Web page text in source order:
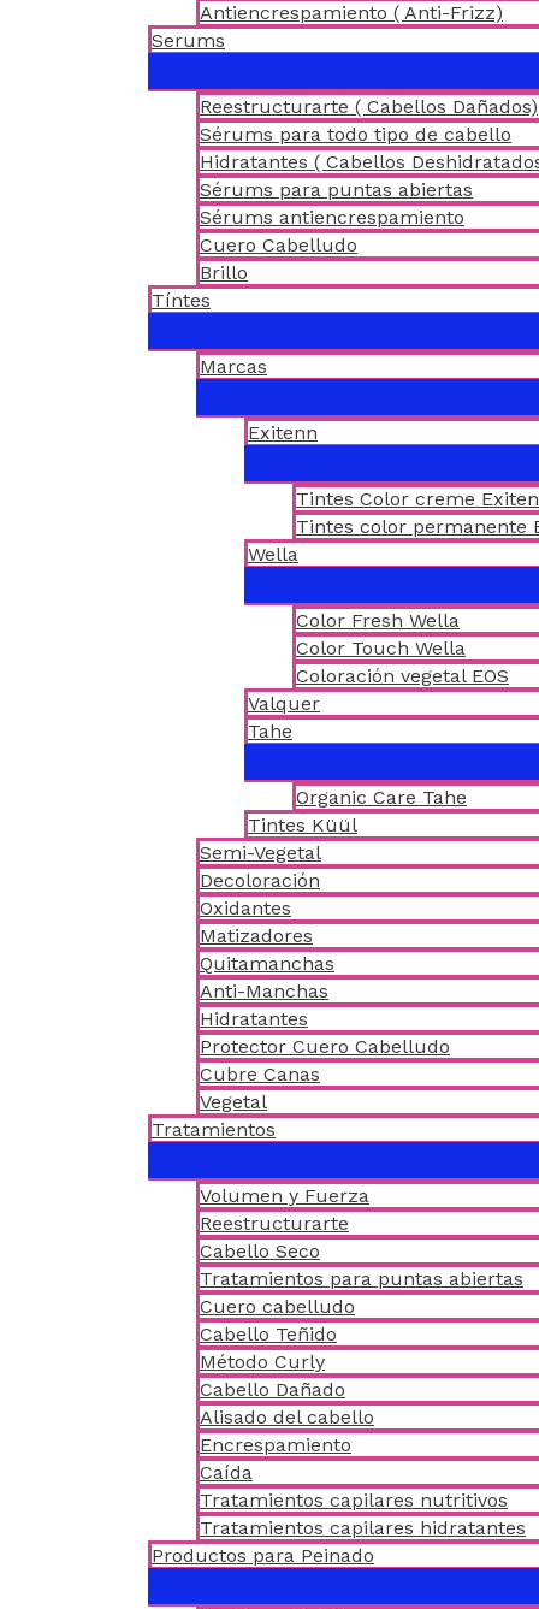
Antiencrespamiento ( Anti-Frizz)
Serums
Reestructurarte ( Cabellos Dañados)
Sérums para todo tipo de cabello
Hidratantes ( Cabellos
Sérums para puntas abiertas
Sérums antiencrespamiento
Cuero Cabelludo
Brillo
Tíntes
Marcas
Exitenn
Tintes Color creme
Tintes color permanente
Wella
Color Fresh Wella
Color Touch Wella
Coloración vegetal EOS
Valquer
Tahe
Organic Care Tahe
Tintes Küül
Semi-Vegetal
Decoloración
Oxidantes
Matizadores
Quitamanchas
Anti-Manchas
Hidratantes
Protector Cuero Cabelludo
Cubre Canas
Vegetal
Tratamientos
Volumen y Fuerza
Reestructurarte
Cabello Seco
Tratamientos para puntas abiertas
Cuero cabelludo
Cabello Teñido
Método Curly
Cabello Dañado
Alisado del cabello
Encrespamiento
Caída
Tratamientos capilares nutritivos
Tratamientos capilares hidratantes
Productos para Peinado